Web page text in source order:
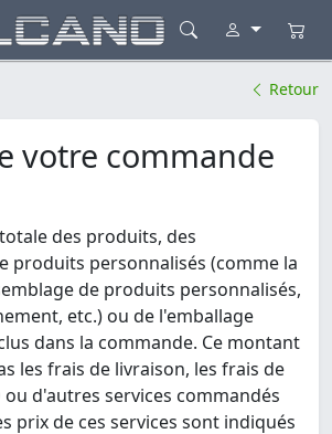
Retour
votre commande
des produits, des
produits personnalisés (comme la
de produits personnalisés,
etc.) ou de l'emballage
dans la commande. Ce montant
les frais de livraison, les frais de
d'autres services commandés
prix de ces services sont indiqués